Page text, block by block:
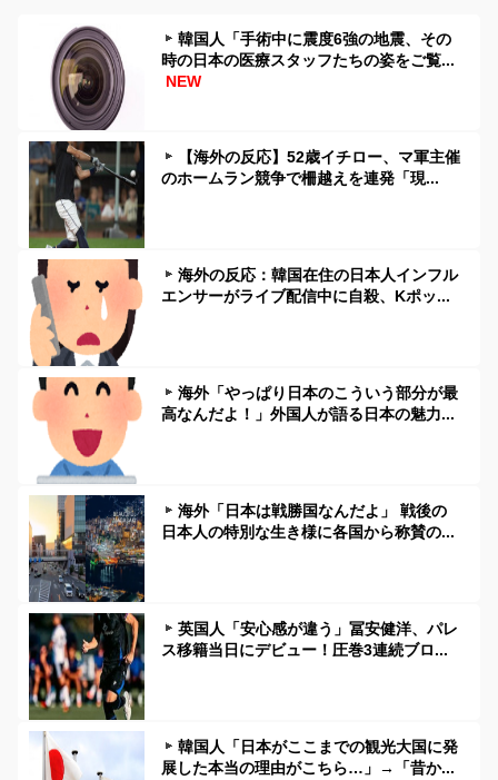
韓国人「手術中に震度6強の地震、その
時の日本の医療スタッフたちの姿をご覧...
NEW
【海外の反応】52歳イチロー、マ軍主催
のホームラン競争で柵越えを連発「現...
海外の反応：韓国在住の日本人インフル
エンサーがライブ配信中に自殺、Kポッ...
海外「やっぱり日本のこういう部分が最
高なんだよ！」外国人が語る日本の魅力...
海外「日本は戦勝国なんだよ」 戦後の
日本人の特別な生き様に各国から称賛の...
英国人「安心感が違う」冨安健洋、パレ
ス移籍当日にデビュー！圧巻3連続ブロ...
韓国人「日本がここまでの観光大国に発
展した本当の理由がこちら…」→「昔か...